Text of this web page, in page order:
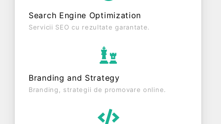
Societatea nu este plătitoare de TVA.
Search Engine Optimization
Servicii SEO cu rezultate garantate.
Branding and Strategy
Branding, strategii de promovare online.